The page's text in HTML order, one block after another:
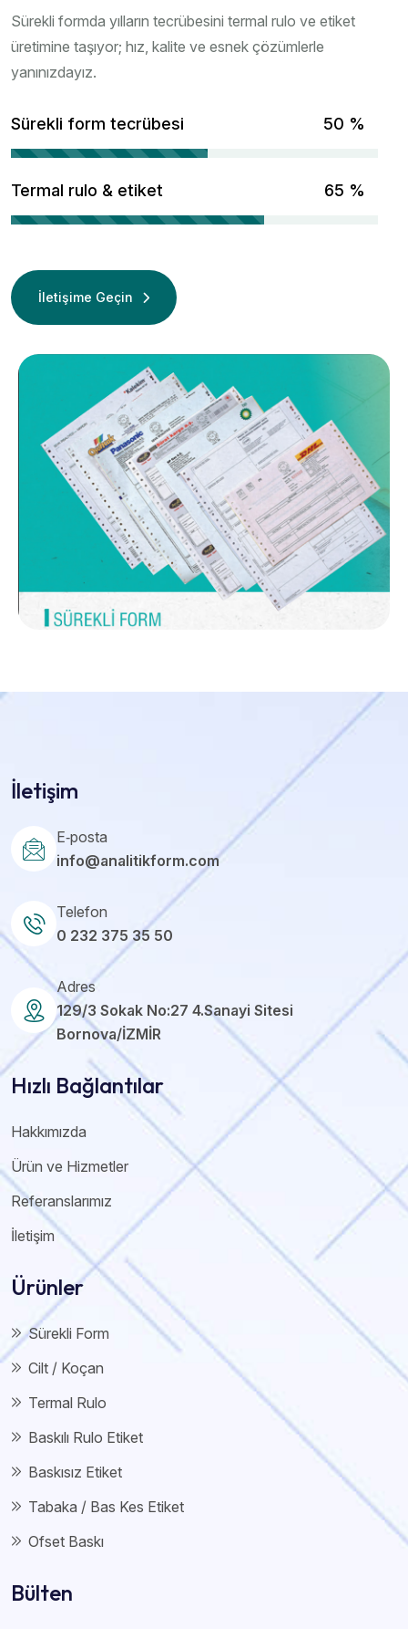
Sürekli formda yılların tecrübesini termal rulo ve etiket
üretimine taşıyor; hız, kalite ve esnek çözümlerle
yanınızdayız.
Sürekli form tecrübesi 67 %
Termal rulo & etiket 86 %
İletişime Geçin
İletişim
E‑posta
info@analitikform.com
Telefon
0 232 375 35 50
Adres
129/3 Sokak No:27 4.Sanayi Sitesi
Bornova/İZMİR
Hızlı Bağlantılar
Hakkımızda
Ürün ve Hizmetler
Referanslarımız
İletişim
Ürünler
Sürekli Form
Cilt / Koçan
Termal Rulo
Baskılı Rulo Etiket
Baskısız Etiket
Tabaka / Bas Kes Etiket
Ofset Baskı
Bülten